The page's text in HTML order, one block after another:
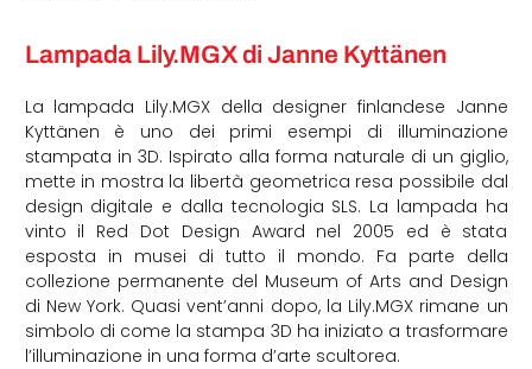
Lampada Lily.MGX di Janne Kyttänen
La lampada Lily.MGX della designer finlandese Janne
Kyttänen è uno dei primi esempi di illuminazione
stampata in 3D. Ispirato alla forma naturale di un giglio,
mette in mostra la libertà geometrica resa possibile dal
design digitale e dalla tecnologia SLS. La lampada ha
vinto il Red Dot Design Award nel 2005 ed è stata
esposta in musei di tutto il mondo. Fa parte della
collezione permanente del Museum of Arts and Design
di New York. Quasi vent’anni dopo, la Lily.MGX rimane un
simbolo di come la stampa 3D ha iniziato a trasformare
l’illuminazione in una forma d’arte scultorea.